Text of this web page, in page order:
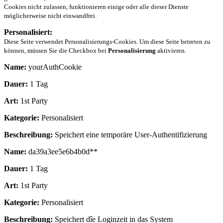
Cookies nicht zulassen, funktionieren einige oder alle dieser Dienste
möglicherweise nicht einwandfrei.
Personalisiert:
Diese Seite verwendet Personalisierungs-Cookies. Um diese Seite betreten zu
können, müssen Sie die Checkbox bei Personalisierung aktivieren.
Name: yourAuthCookie
Dauer: 1 Tag
Art: 1st Party
Kategorie: Personalisiert
Beschreibung: Speichert eine temporäre User-Authentifizierung
Name: da39a3ee5e6b4b0d**
Dauer: 1 Tag
Art: 1st Party
Kategorie: Personalisiert
Beschreibung: Speichert dîe Loginzeit in das System